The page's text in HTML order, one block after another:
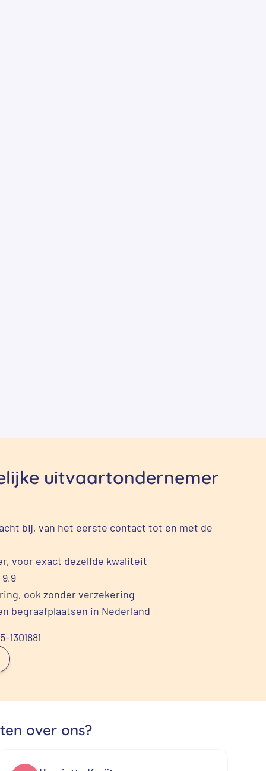
uitvaartondernemer
bij, van het eerste contact tot en met de
voor exact dezelfde kwaliteit
ook zonder verzekering
begraafplaatsen in Nederland
over ons?